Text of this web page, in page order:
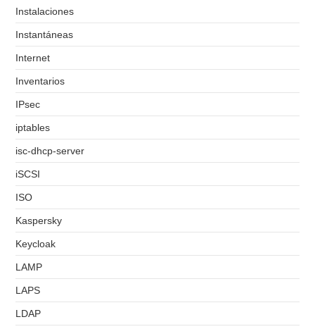
Instalaciones
Instantáneas
Internet
Inventarios
IPsec
iptables
isc-dhcp-server
iSCSI
ISO
Kaspersky
Keycloak
LAMP
LAPS
LDAP